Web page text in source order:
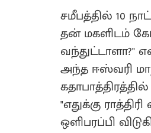
சமீபத்தில் 10
தன் மகளிடம்
வந்துட்டாளா?"
அந்த ஈஸ்வரி
"எதுக்கு
ஒளிபரப்பி